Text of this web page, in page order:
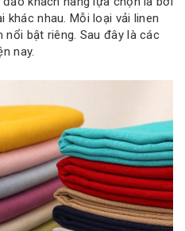
nhau. Mỗi loại vải linen
bật riêng. Sau đây là các
nay.